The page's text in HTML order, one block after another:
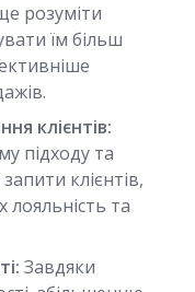
розуміти
їм більш
клієнтів:
підходу та
клієнтів,
лояльність та
Завдяки